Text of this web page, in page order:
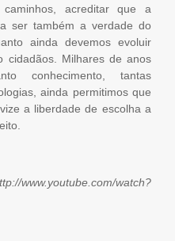
acreditar que a
ser também a verdade do
ainda devemos evoluir
cidadãos. Milhares de anos
conhecimento, tantas
ainda permitimos que
a liberdade de escolha a
www.youtube.com/watch?